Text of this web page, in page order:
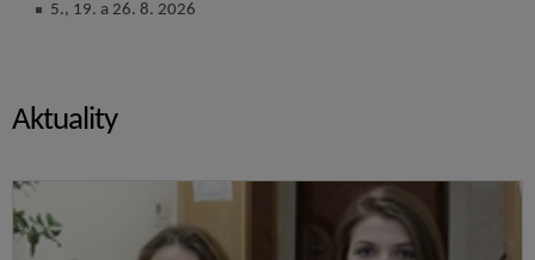
5., 19. a 26. 8. 2026
Aktuality